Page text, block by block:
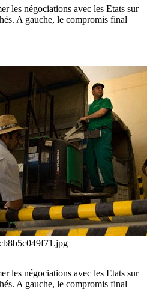
les négociations avec les Etats sur
A gauche, le compromis final
les négociations avec les Etats sur
A gauche, le compromis final